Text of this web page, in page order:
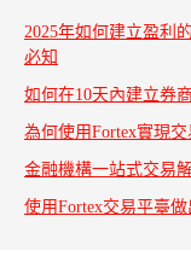
2025年如何建立盈利
必知
如何在10天內建立券
為何使用Fortex實現
金融機構一站式交易
使用Fortex交易平臺